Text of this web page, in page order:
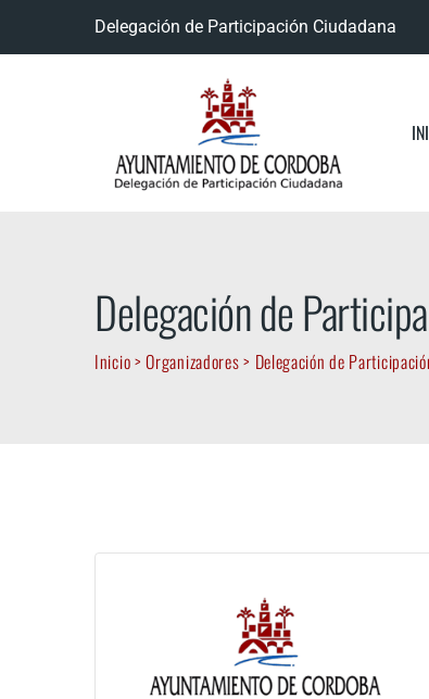
Delegación de Participación Ciudadana
Delegación de
Inicio>Organizadores> Delegación de